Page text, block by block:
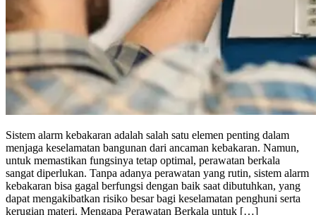
Sistem alarm kebakaran adalah salah satu elemen penting dalam
menjaga keselamatan bangunan dari ancaman kebakaran. Namun,
untuk memastikan fungsinya tetap optimal, perawatan berkala
sangat diperlukan. Tanpa adanya perawatan yang rutin, sistem alarm
kebakaran bisa gagal berfungsi dengan baik saat dibutuhkan, yang
dapat mengakibatkan risiko besar bagi keselamatan penghuni serta
kerugian materi. Mengapa Perawatan Berkala untuk […]